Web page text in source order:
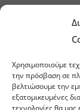
Χρησιμοποιούμε
την πρόσβαση σε
βελτιώσουμε την
εξατομικευμένες
τεχνολογίες θα
Τρόποι
Εμπόριο
άκρων και